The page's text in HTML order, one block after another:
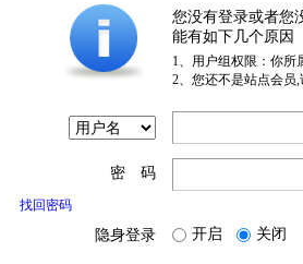
您没有登录或者您
能有如下几个原因
1、用户组权限：你所
2、您还不是站点会员
密 码
找回密码
隐身登录 开启 关闭